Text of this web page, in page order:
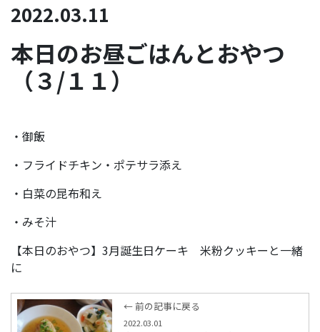
2022.03.11
本日のお昼ごはんとおやつ
（３/１１）
・御飯
・フライドチキン・ポテサラ添え
・白菜の昆布和え
・みそ汁
【本日のおやつ】3月誕生日ケーキ 米粉クッキーと一緒
に
← 前の記事に戻る
2022.03.01